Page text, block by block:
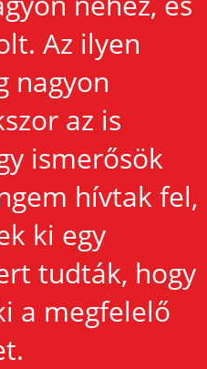
Az ilyen
nagyon
az is
ismerősök
hívtak fel,
ki egy
tudták, hogy
a megfelelő